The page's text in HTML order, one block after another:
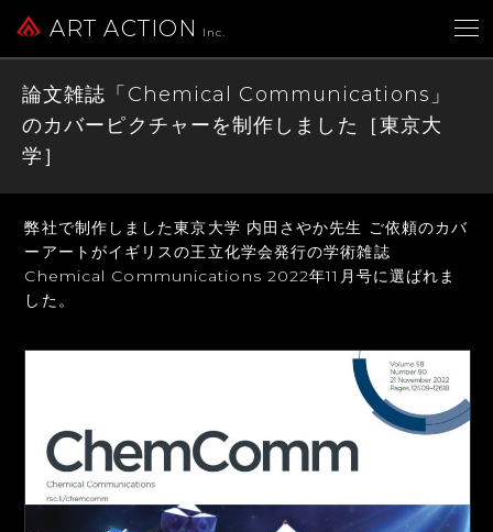
ART ACTION Inc.
論文雑誌「Chemical Communications」
のカバーピクチャーを制作しました［東京大
学］
弊社で制作しました東京大学 内田さやか先生 ご依頼のカバ
ーアートがイギリスの王立化学会発行の学術雑誌
Chemical Communications 2022年11月号に選ばれま
した。